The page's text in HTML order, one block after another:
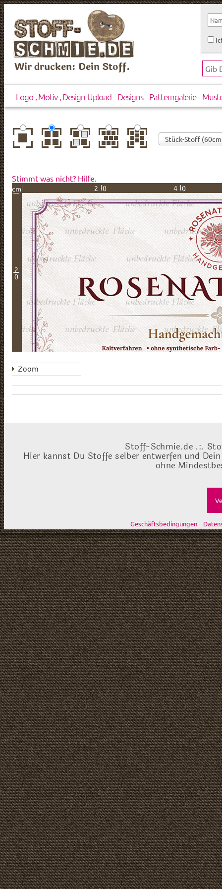
Wir drucken: Dein Stoff.
Logo-, Motiv-, Design-Upload Designs Patterngalerie
zentriert
einfach
wiederholt
gespiegelthorizontal
versetzt
vertikal
versetzt
Stimmt was nicht? Hilfe.
cm 20 40
2
0
Zoom
Stoff-Schmie.de .:.
Hier kannst Du Stoffe selber entwerfen und
ohne
Geschäftsbedingungen